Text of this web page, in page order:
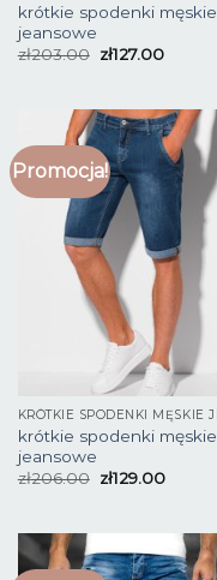
krótkie spodenki męskie
jeansowe
zł203.00 zł127.00
Promocja!
krótkie spodenki męskie
jeansowe
zł206.00 zł129.00